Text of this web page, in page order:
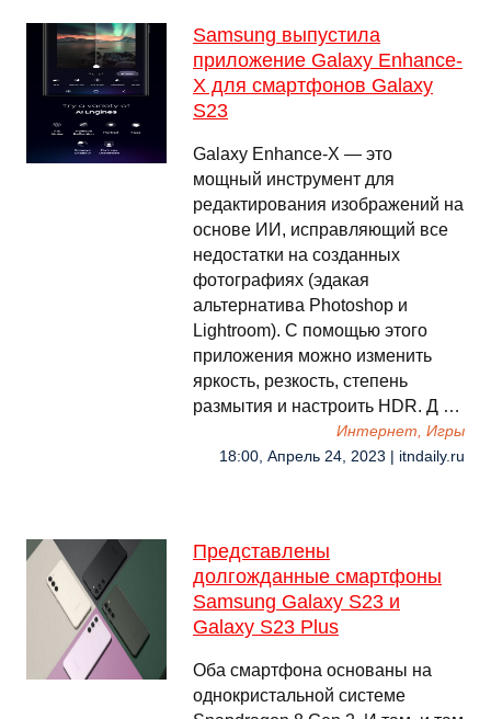
Samsung выпустила
приложение Galaxy Enhance-
X для смартфонов Galaxy
S23
Galaxy Enhance-X — это
мощный инструмент для
редактирования изображений на
основе ИИ, исправляющий все
недостатки на созданных
фотографиях (эдакая
альтернатива Photoshop и
Lightroom). С помощью этого
приложения можно изменить
яркость, резкость, степень
размытия и настроить HDR. Д …
Интернет, Игры
18:00, Апрель 24, 2023 | itndaily.ru
Представлены
долгожданные смартфоны
Samsung Galaxy S23 и
Galaxy S23 Plus
Оба смартфона основаны на
однокристальной системе